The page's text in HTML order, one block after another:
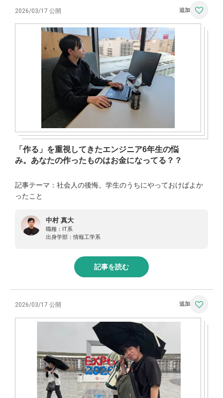
2026/03/17 公開
「作る」を重視してきたエンジニア6年生の悩
み。あなたの作ったものはお金になってる？？
記事テーマ：社会人の後悔。学生のうちにやっておけばよか
ったこと
中村 真大
職種： IT系
出身学部：情報工学系
記事を読む
2026/03/17 公開